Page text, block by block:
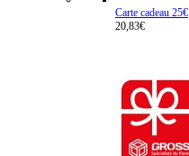
Carte cadeau 25€
20,83€